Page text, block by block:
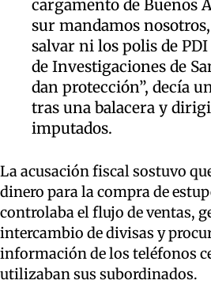
cargamento de Buenos
sur mandamos
salvar ni los polis de
de Investigaciones de
dan protección”, decía
tras una balacera y
imputados.
La acusación fiscal sostuvo
dinero para la compra de
controlaba el flujo de ventas,
intercambio de divisas y
información de los teléfonos
utilizaban sus subordinados.